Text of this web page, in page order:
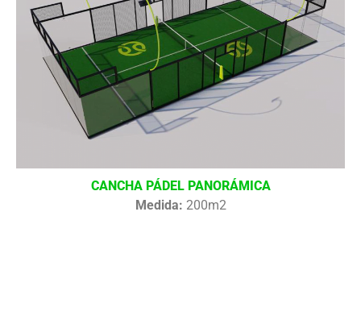
CANCHA PÁDEL PANORÁMICA
Medida: 200m2